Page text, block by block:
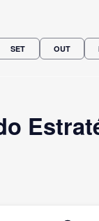
SET OUT